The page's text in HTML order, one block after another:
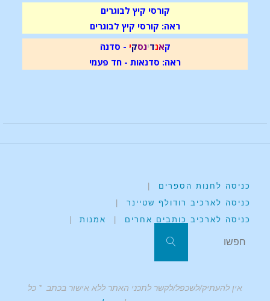
קורסי קיץ לבוגרים
ראה: קורסי קיץ לבוגרים
קאנדינסקי - סדנה
ראה: סדנאות - חד פעמי
כניסה לחנות הספרים
כניסה לארכיב רודולף שטיינר
כניסה לארכיב כותבים אחרים
אמנות
אין להעתיק/לשכפל/לקשר לתכני האתר ללא אישור בכתב * כל